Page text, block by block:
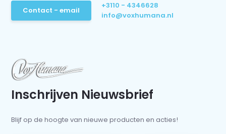
Contact - email
+3110 - 4346628
info@voxhumana.nl
Inschrijven Nieuwsbrief
Blijf op de hoogte van nieuwe producten en acties!